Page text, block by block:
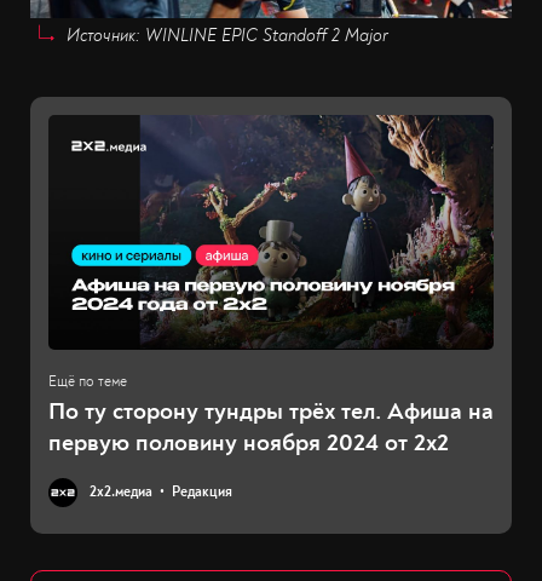
Источник: WINLINE EPIC Standoff 2 Major
По ту сторону тундры трёх тел. Афиша на
первую половину ноября 2024 от 2x2
2х2.медиа Редакция